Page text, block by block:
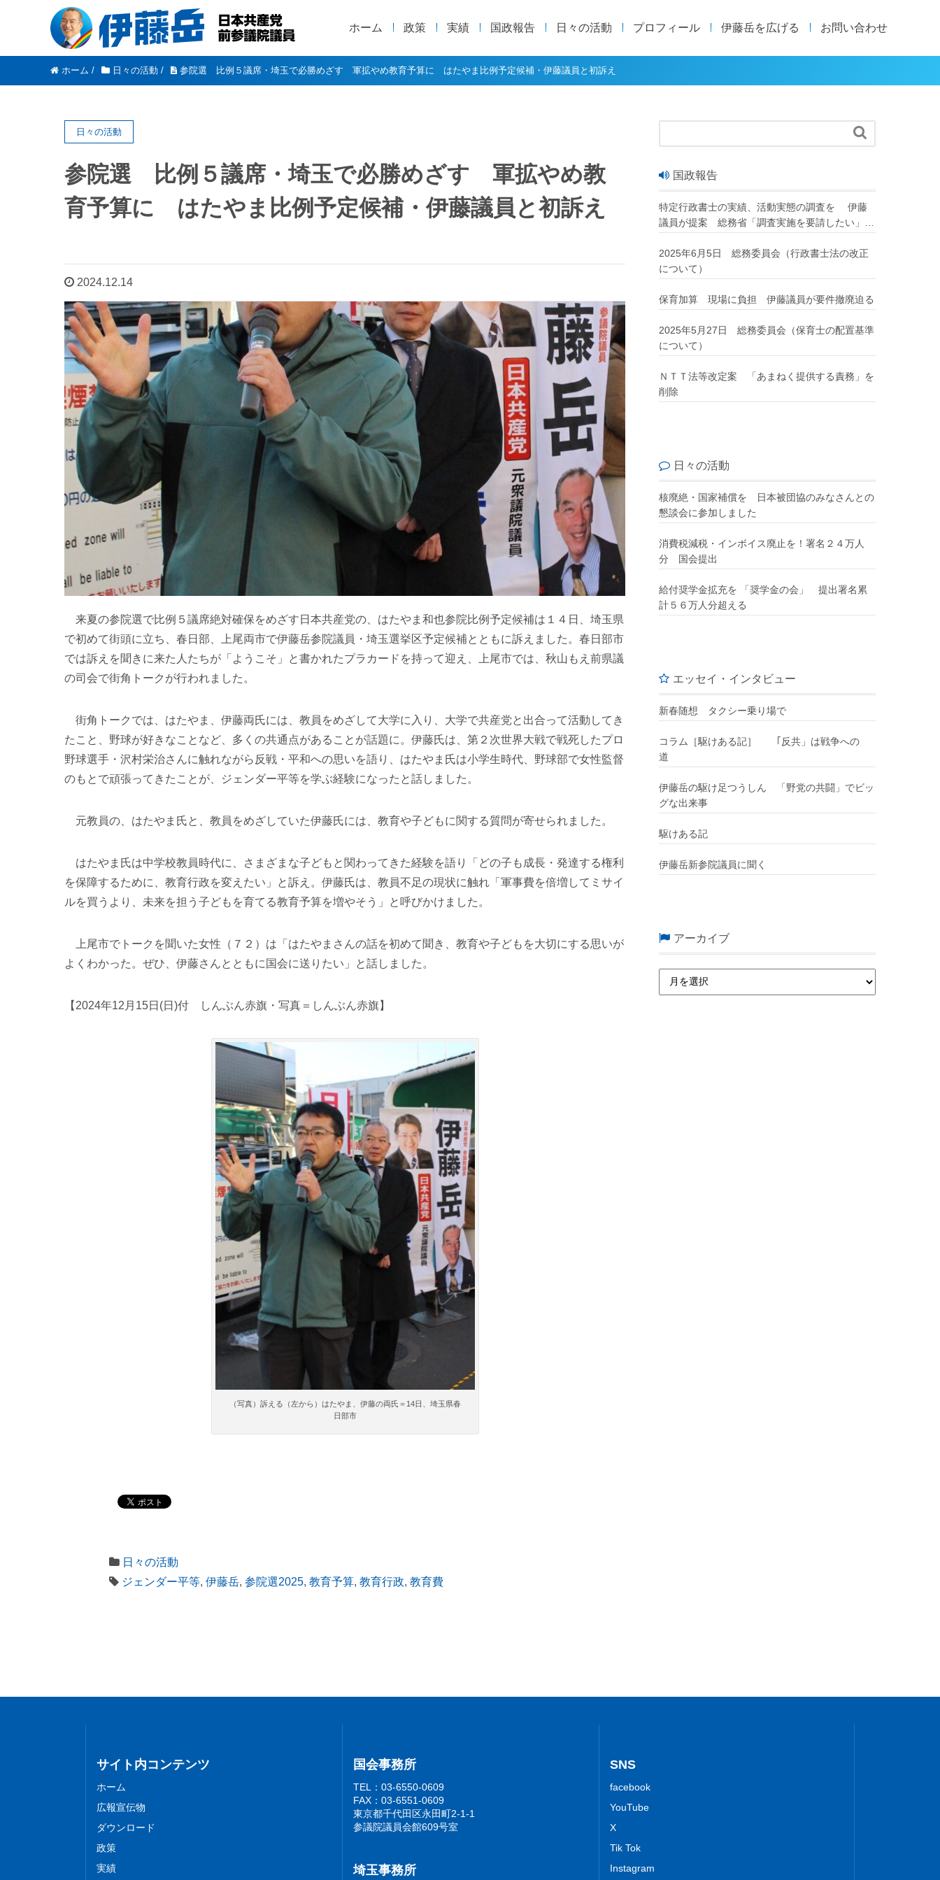
ホーム 政策 実績 国政報告 日々の活動 プロフィール 伊藤岳を広げる お問い合わせ
ホーム / 日々の活動 / 参院選 比例５議席・埼玉で必勝めざす 軍拡やめ教育予算に はたやま比例予定候補・伊藤議員と初訴え
日々の活動
参院選 比例５議席・埼玉で必勝めざす 軍拡やめ教
育予算に はたやま比例予定候補・伊藤議員と初訴え
2024.12.14
来夏の参院選で比例５議席絶対確保をめざす日本共産党の、はたやま和也参院比例予定候補は１４日、埼玉県
で初めて街頭に立ち、春日部、上尾両市で伊藤岳参院議員・埼玉選挙区予定候補とともに訴えました。春日部市
では訴えを聞きに来た人たちが「ようこそ」と書かれたプラカードを持って迎え、上尾市では、秋山もえ前県議
の司会で街角トークが行われました。
街角トークでは、はたやま、伊藤両氏には、教員をめざして大学に入り、大学で共産党と出合って活動してき
たこと、野球が好きなことなど、多くの共通点があることが話題に。伊藤氏は、第２次世界大戦で戦死したプロ
野球選手・沢村栄治さんに触れながら反戦・平和への思いを語り、はたやま氏は小学生時代、野球部で女性監督
のもとで頑張ってきたことが、ジェンダー平等を学ぶ経験になったと話しました。
元教員の、はたやま氏と、教員をめざしていた伊藤氏には、教育や子どもに関する質問が寄せられました。
はたやま氏は中学校教員時代に、さまざまな子どもと関わってきた経験を語り「どの子も成長・発達する権利
を保障するために、教育行政を変えたい」と訴え。伊藤氏は、教員不足の現状に触れ「軍事費を倍増してミサイ
ルを買うより、未来を担う子どもを育てる教育予算を増やそう」と呼びかけました。
上尾市でトークを聞いた女性（７２）は「はたやまさんの話を初めて聞き、教育や子どもを大切にする思いが
よくわかった。ぜひ、伊藤さんとともに国会に送りたい」と話しました。
【2024年12月15日(日)付 しんぶん赤旗・写真＝しんぶん赤旗】
（写真）訴える（左から）はたやま、伊藤の両氏＝14日、埼玉県春
日部市
日々の活動
ジェンダー平等, 伊藤岳, 参院選2025, 教育予算, 教育行政, 教育費

国政報告
特定行政書士の実績、活動実態の調査を 伊藤
議員が提案 総務省「調査実施を要請したい」
2025年6月5日 総務委員会（行政書士法の改正
について）
保育加算 現場に負担 伊藤議員が要件撤廃迫る
2025年5月27日 総務委員会（保育士の配置基準
について）
ＮＴＴ法等改定案 「あまねく提供する責務」を
削除
日々の活動
核廃絶・国家補償を 日本被団協のみなさんとの
懇談会に参加しました
消費税減税・インボイス廃止を！署名２４万人
分 国会提出
給付奨学金拡充を 「奨学金の会」 提出署名累
計５６万人分超える
エッセイ・インタビュー
新春随想 タクシー乗り場で
コラム［駆けある記］ ｢反共」は戦争への
道
伊藤岳の駆け足つうしん 「野党の共闘」でビッ
グな出来事
駆けある記
伊藤岳新参院議員に聞く
アーカイブ
サイト内コンテンツ
ホーム
広報宣伝物
ダウンロード
政策
実績
国会事務所
TEL：03-6550-0609
FAX：03-6551-0609
東京都千代田区永田町2-1-1
参議院議員会館609号室
埼玉事務所
SNS
facebook
YouTube
X
Tik Tok
Instagram